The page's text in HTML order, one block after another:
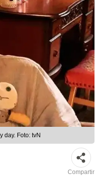
day. Foto: tvN
Compartir